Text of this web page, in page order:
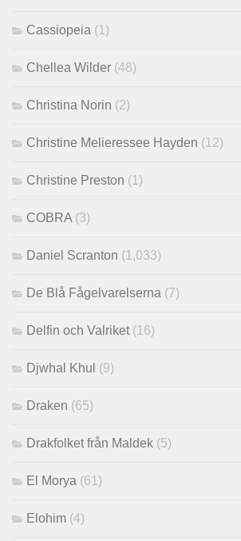
Cassiopeia (1)
Chellea Wilder (48)
Christina Norin (2)
Christine Melieressee Hayden (12)
Christine Preston (1)
COBRA (3)
Daniel Scranton (1,033)
De Blå Fågelvarelserna (7)
Delfin och Valriket (16)
Djwhal Khul (9)
Draken (65)
Drakfolket från Maldek (5)
El Morya (61)
Elohim (4)